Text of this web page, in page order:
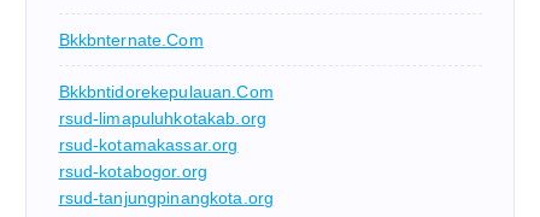
Bkkbnternate.com
Bkkbntidorekepulauan.com
rsud-limapuluhkotakab.org
rsud-kotamakassar.org
rsud-kotabogor.org
rsud-tanjungpinangkota.org